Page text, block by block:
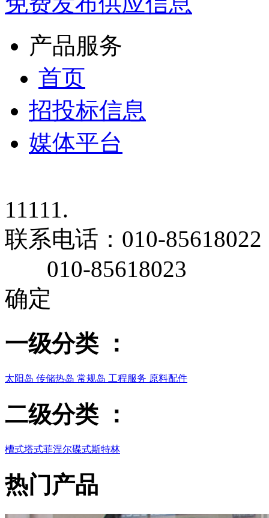
产品服务
首页
招投标信息
媒体平台
11111.
联系电话： 010-85618022
010-85618023
确定
一级分类
：
太阳岛 传储热岛 常规岛 工程服务 原料配件
二级分类 ：
槽式塔式菲涅尔碟式斯特林
热门产品